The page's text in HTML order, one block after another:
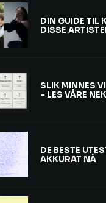
DIN GUIDE TIL
DISSE
SLIK MINNES
– LES VÅRE
DE BESTE
AKKURAT NÅ